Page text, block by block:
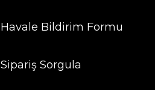
Havale Bildirim Formu
Sipariş Sorgula